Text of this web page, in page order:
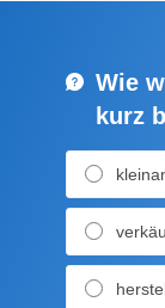
Wie
kurz